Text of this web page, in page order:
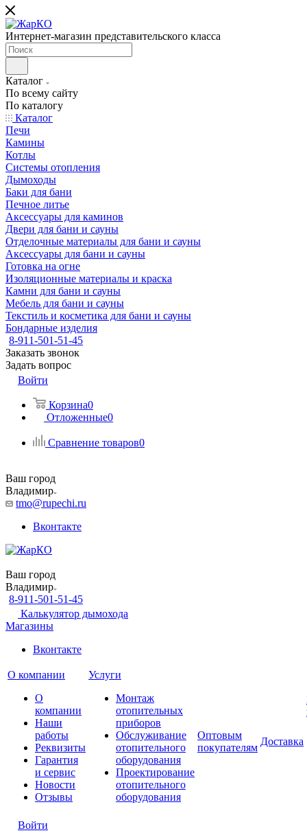
Интернет-магазин представительского класса
Каталог
По всему сайту
По каталогу
Каталог
Печи
Камины
Котлы
Системы отопления
Дымоходы
Баки для бани
Печное литье
Аксессуары для каминов
Двери для бани и сауны
Отделочные материалы для бани и сауны
Аксессуары для бани и сауны
Готовка на огне
Изоляционные материалы и краска
Камни для бани и сауны
Мебель для бани и сауны
Текстиль и косметика для бани и сауны
Бондарные изделия
8-911-501-51-45
Заказать звонок
Задать вопрос
Войти
Корзина0
Отложенные0
Сравнение товаров0
Ваш город
Владимир
tmo@rupechi.ru
Вконтакте
Ваш город
Владимир
8-911-501-51-45
Калькулятор дымохода
Магазины
Вконтакте
О компании
О
компании
Наши
работы
Реквизиты
Гарантия
и сервис
Новости
Отзывы
Услуги
Монтаж
отопительных
приборов
Обслуживание
отопительного
оборудования
Проектирование
отопительного
оборудования
Оптовым
покупателям
Доставка
Войти